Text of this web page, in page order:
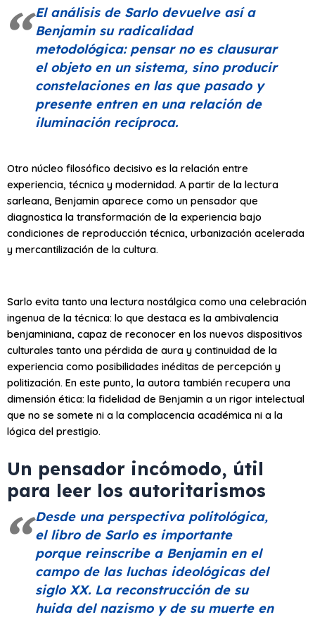
El análisis de Sarlo devuelve así a
Benjamin su radicalidad
metodológica: pensar no es clausurar
el objeto en un sistema, sino producir
constelaciones en las que pasado y
presente entren en una relación de
iluminación recíproca.
Otro núcleo filosófico decisivo es la relación entre
experiencia, técnica y modernidad. A partir de la lectura
sarleana, Benjamin aparece como un pensador que
diagnostica la transformación de la experiencia bajo
condiciones de reproducción técnica, urbanización acelerada
y mercantilización de la cultura.
Sarlo evita tanto una lectura nostálgica como una celebración
ingenua de la técnica: lo que destaca es la ambivalencia
benjaminiana, capaz de reconocer en los nuevos dispositivos
culturales tanto una pérdida de aura y continuidad de la
experiencia como posibilidades inéditas de percepción y
politización. En este punto, la autora también recupera una
dimensión ética: la fidelidad de Benjamin a un rigor intelectual
que no se somete ni a la complacencia académica ni a la
lógica del prestigio.
Un pensador incómodo, útil
para leer los autoritarismos
Desde una perspectiva politológica,
el libro de Sarlo es importante
porque reinscribe a Benjamin en el
campo de las luchas ideológicas del
siglo XX. La reconstrucción de su
huida del nazismo y de su muerte en